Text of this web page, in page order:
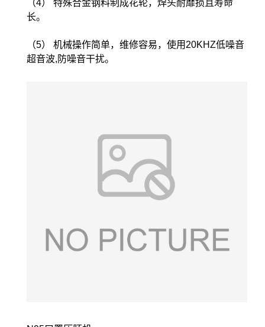
（4） 特殊合金钢料制成花轮，焊头耐靡损且寿命
长。
（5） 机械操作简单，维修容易，使用20KHZ低噪音
超音波,防噪音干扰。